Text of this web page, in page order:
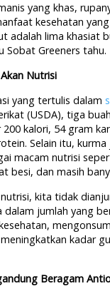
yang khas,
kesehatan
adalah lima khasiat
Sobat Greeners tahu.
Nutrisi
yang tertulis dalam
(USDA), tiga
kalori, 54 gram
Selain itu, kurma
macam nutrisi
besi, dan masih
kita tidak
jumlah yang
kadar
Beragam